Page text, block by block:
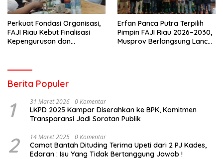
Perkuat Fondasi Organisasi,
FAJI Riau Kebut Finalisasi
Kepengurusan dan
Erfan Panca Putra Terpilih
Pimpin FAJI Riau 2026–2030,
Musprov Berlangsung Lancar
Berita Populer
1 31 Maret 2026 0 Komentar
LKPD 2025 Kampar Diserahkan ke BPK, Komitmen
Transparansi Jadi Sorotan Publik
2 14 Maret 2025 0 Komentar
Camat Bantah Dituding Terima Upeti dari 2 PJ Kades,
Edaran : Isu Yang Tidak Bertanggung Jawab !